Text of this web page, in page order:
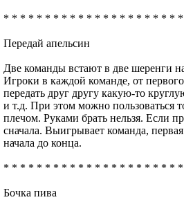
* * * * * * * * * * * * * * * * * * * * *
Передай апельсин
Две команды встают в две шеренги
Игроки в каждой команде, от
передать друг другу какую-то
и т.д. При этом можно пользоваться
плечом. Руками брать нельзя. Если
сначала. Выигрывает команда,
начала до конца.
* * * * * * * * * * * * * * * * * * * * *
Бочка пива